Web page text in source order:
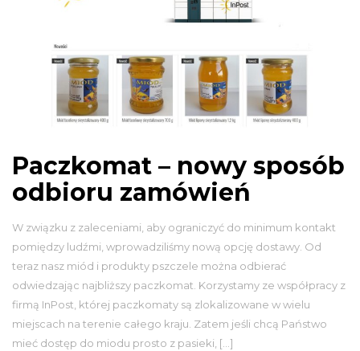
Paczkomat – nowy sposób
odbioru zamówień
W związku z zaleceniami, aby ograniczyć do minimum kontakt
pomiędzy ludźmi, wprowadziliśmy nową opcję dostawy. Od
teraz nasz miód i produkty pszczele można odbierać
odwiedzając najbliższy paczkomat. Korzystamy ze współpracy z
firmą InPost, której paczkomaty są zlokalizowane w wielu
miejscach na terenie całego kraju. Zatem jeśli chcą Państwo
mieć dostęp do miodu prosto z pasieki, […]